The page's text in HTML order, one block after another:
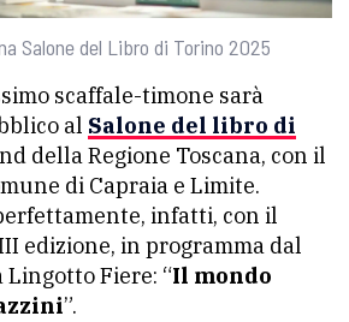
Salone del Libro di Torino 2025
scaffale-timone sarà
al Salone del libro di
della Regione Toscana, con il
di Capraia e Limite.
infatti, con il
edizione, in programma dal
Lingotto Fiere: “Il mondo
”.